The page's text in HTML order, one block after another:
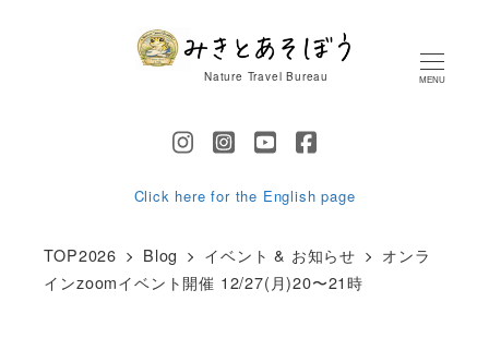
Nature Travel Bureau MENU
Click here for the English page
TOP2026 Blog イベント & お知らせ
オンラ
インzoomイベント開催 12/27(月)20〜21時